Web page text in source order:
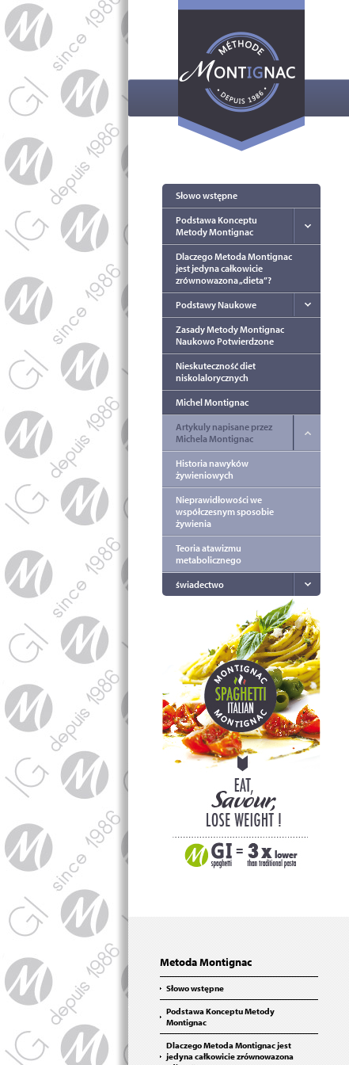
Słowo wstępne
Podstawa Konceptu
Metody Montignac
Dlaczego Metoda Montignac
jest jedyna całkowicie
zrównowazona „dieta”?
Podstawy Naukowe
Zasady Metody Montignac
Naukowo Potwierdzone
Nieskuteczność diet
niskolalorycznych
Michel Montignac
Artykuly napisane przez
Michela Montignac
Historia nawyków
żywieniowych
Nieprawidłowości we
współczesnym sposobie
żywienia
Teoria atawizmu
metabolicznego
świadectwo
Metoda Montignac
Słowo wstępne
Podstawa Konceptu Metody
Montignac
Dlaczego Metoda Montignac jest
jedyna całkowicie zrównowazona